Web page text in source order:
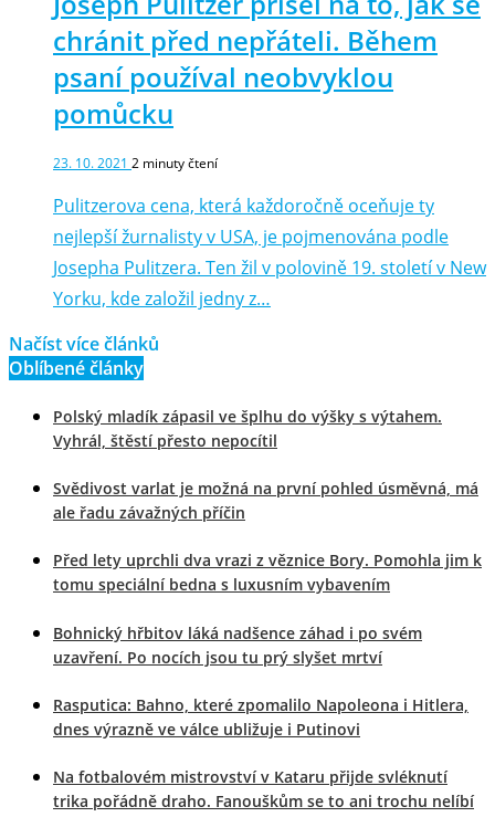
chránit před nepřáteli. Během
psaní používal neobvyklou
pomůcku
23. 10. 2021 2 minuty čtení
Pulitzerova cena, která každoročně oceňuje ty
nejlepší žurnalisty v USA, je pojmenována podle
Josepha Pulitzera. Ten žil v polovině 19. století v New
Yorku, kde založil jedny z…
Načíst více článků
Oblíbené články
Polský mladík zápasil ve šplhu do výšky s výtahem.
Vyhrál, štěstí přesto nepocítil
Svědivost varlat je možná na první pohled úsměvná, má
ale řadu závažných příčin
Před lety uprchli dva vrazi z věznice Bory. Pomohla jim k
tomu speciální bedna s luxusním vybavením
Bohnický hřbitov láká nadšence záhad i po svém
uzavření. Po nocích jsou tu prý slyšet mrtví
Rasputica: Bahno, které zpomalilo Napoleona i Hitlera,
dnes výrazně ve válce ubližuje i Putinovi
Na fotbalovém mistrovství v Kataru přijde svléknutí
trika pořádně draho. Fanouškům se to ani trochu nelíbí